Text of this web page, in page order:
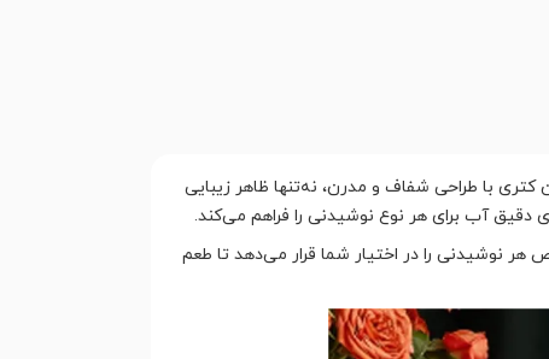
با طراحی شفاف و مدرن، نه‌تنها ظاهر زیبایی
دقیق آب برای هر نوع نوشیدنی را فراهم می‌کند.
نوشیدنی را در اختیار شما قرار می‌دهد تا طعم